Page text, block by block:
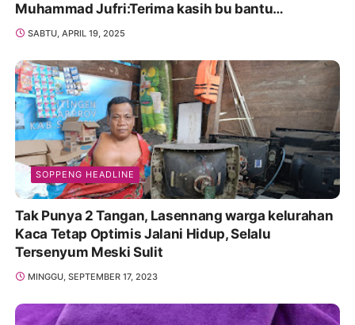
Muhammad Jufri:Terima kasih bu bantu
Promosikan
SABTU, APRIL 19, 2025
SOPPENG HEADLINE
Tak Punya 2 Tangan, Lasennang warga kelurahan
Kaca Tetap Optimis Jalani Hidup, Selalu
Tersenyum Meski Sulit
MINGGU, SEPTEMBER 17, 2023